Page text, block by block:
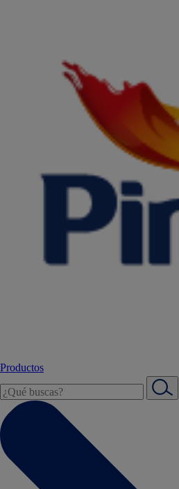
Productos